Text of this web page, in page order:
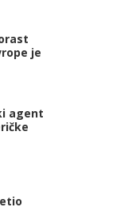
je
agent